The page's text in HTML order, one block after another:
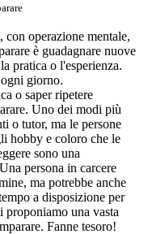
operazione mentale,
è guadagnare nuove
pratica o l'esperienza.
giorno.
o saper ripetere
Uno dei modi più
o tutor, ma le persone
hobby e coloro che le
sono una
persona in carcere
ma potrebbe anche
a disposizione per
proponiamo una vasta
Fanne tesoro!